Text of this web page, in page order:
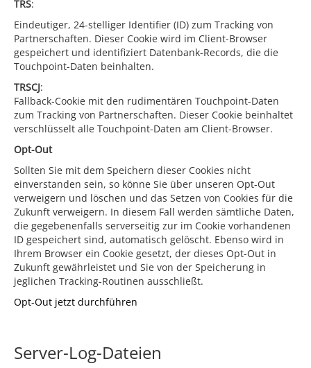
TRS:
Eindeutiger, 24-stelliger Identifier (ID) zum Tracking von
Partnerschaften. Dieser Cookie wird im Client-Browser
gespeichert und identifiziert Datenbank-Records, die die
Touchpoint-Daten beinhalten.
TRSCJ:
Fallback-Cookie mit den rudimentären Touchpoint-Daten
zum Tracking von Partnerschaften. Dieser Cookie beinhaltet
verschlüsselt alle Touchpoint-Daten am Client-Browser.
Opt-Out
Sollten Sie mit dem Speichern dieser Cookies nicht
einverstanden sein, so könne Sie über unseren Opt-Out
verweigern und löschen und das Setzen von Cookies für die
Zukunft verweigern. In diesem Fall werden sämtliche Daten,
die gegebenenfalls serverseitig zur im Cookie vorhandenen
ID gespeichert sind, automatisch gelöscht. Ebenso wird in
Ihrem Browser ein Cookie gesetzt, der dieses Opt-Out in
Zukunft gewährleistet und Sie von der Speicherung in
jeglichen Tracking-Routinen ausschließt.
Opt-Out jetzt durchführen
Server-Log-Dateien